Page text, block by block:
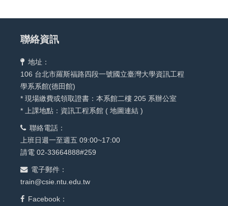
聯絡資訊
地址：
106 台北市羅斯福路四段一號國立臺灣大學資訊工程
學系系館(德田館)
* 現場繳費或領取證書：本系館二樓 205 系辦公室
* 上課地點：資訊工程系館 ( 地圖連結 )
聯絡電話：
上班日週一至週五 09:00~17:00
請電 02-33664888#259
電子郵件：
train@csie.ntu.edu.tw
Facebook：